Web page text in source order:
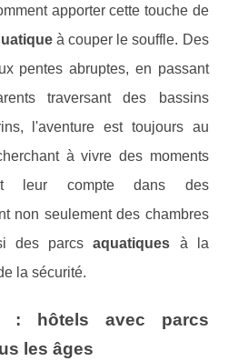
apporter cette touche de
à couper le souffle. Des
pentes abruptes, en passant
traversant des bassins
l'aventure est toujours au
à vivre des moments
leur compte dans des
non seulement des chambres
des parcsaquatiques à la
la sécurité.
: hôtels avec parcs
les âges